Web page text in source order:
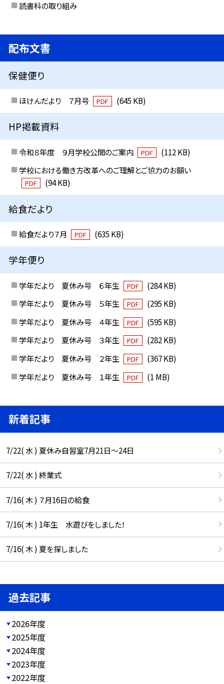
読書科の取り組み
配布文書
保健便り
ほけんだより ７月号 PDF (645 KB)
HP掲載資料
令和８年度 ９月学校公開のご案内 PDF
(112 KB)
学校における働き方改革へのご理解とご協力のお願い
PDF (94 KB)
給食だより
給食だより７月 PDF (635 KB)
学年便り
学年だより 夏休み号 ６年生 PDF
(284 KB)
学年だより 夏休み号 ５年生
PDF
(295 KB)
学年だより 夏休み号 ４年生
PDF
(595 KB)
学年だより 夏休み号 ３年生
PDF
(282 KB)
学年だより 夏休み号 ２年生
PDF
(367 KB)
学年だより 夏休み号 １年生
PDF (1 MB)
新着記事
7/22( 水 ) 夏休み自習室7月21日〜24日
7/22( 水 ) 終業式
7/16( 木 ) ７月16日の給食
7/16( 木 ) 1年生 水遊びをしました！
7/16( 木 ) 夏を探しました
過去記事
2026年度
2025年度
2024年度
2023年度
2022年度